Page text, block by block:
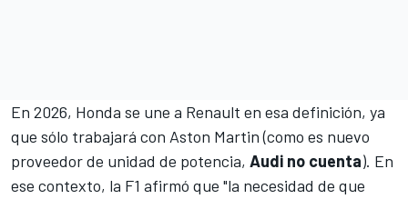
En 2026, Honda se une a Renault en esa definición, ya
que sólo trabajará con Aston Martin(como es nuevo
proveedor de unidad de potencia, Audi no cuenta). En
ese contexto, la F1 afirmó que "la necesidad de que